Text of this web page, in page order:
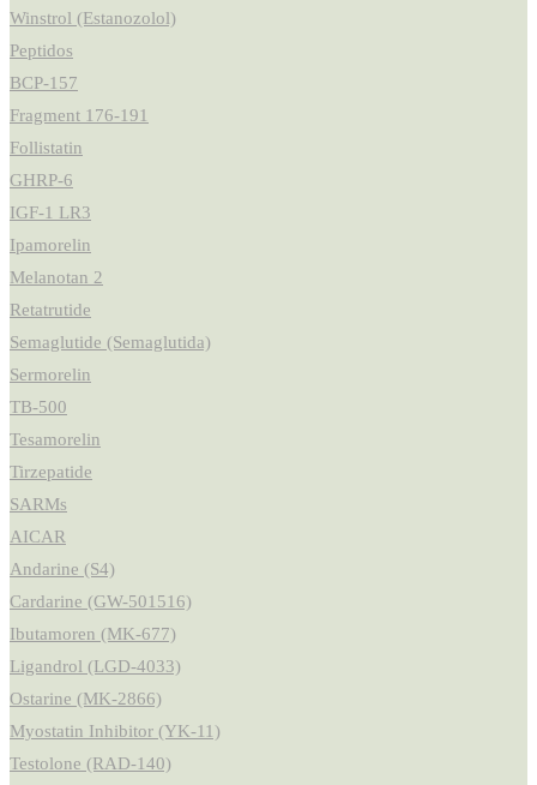
Winstrol (Estanozolol)
Peptidos
BCP-157
Fragment 176-191
Follistatin
GHRP-6
IGF-1 LR3
Ipamorelin
Melanotan 2
Retatrutide
Semaglutide (Semaglutida)
Sermorelin
TB-500
Tesamorelin
Tirzepatide
SARMs
AICAR
Andarine (S4)
Cardarine (GW-501516)
Ibutamoren (MK-677)
Ligandrol (LGD-4033)
Ostarine (MK-2866)
Myostatin Inhibitor (YK-11)
Testolone (RAD-140)